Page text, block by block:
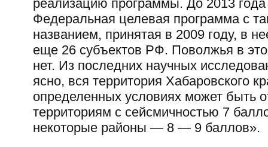
реализацию программы. До 2013 года
Федеральная целевая программа с
названием, принятая в 2009 году, в
еще 26 субъектов РФ. Поволжья в
нет. Из последних научных
ясно, вся территория Хабаровского
определенных условиях может быть
территориям с сейсмичностью 7
некоторые районы — 8 — 9 баллов».